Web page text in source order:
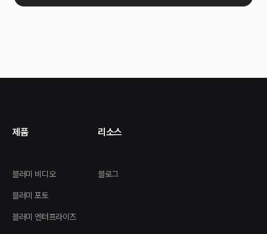
제품
블러미 비디오
블러미 포토
블러미 엔터프라이즈
리소스
블로그